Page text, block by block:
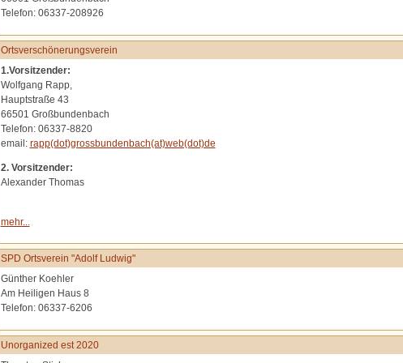
Telefon: 06337-208926
Ortsverschönerungsverein
1.Vorsitzender:
Wolfgang Rapp,
Hauptstraße 43
66501 Großbundenbach
Telefon: 06337-8820
email: rapp(dot)grossbundenbach(at)web(dot)de
2. Vorsitzender:
Alexander Thomas
mehr...
SPD Ortsverein "Adolf Ludwig"
Günther Koehler
Am Heiligen Haus 8
Telefon: 06337-6206
Unorganized est 2020